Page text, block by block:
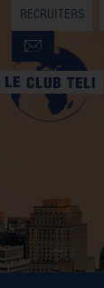
QUI SOMMES-
CHERCHEZ-
OFFRES
DEVENIR
RECRUITERS